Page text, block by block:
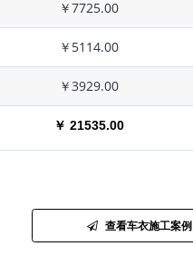
￥7725.00
￥5114.00
￥3929.00
￥ 21535.00
查看车衣施工案例